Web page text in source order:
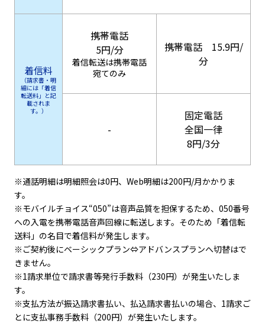
着信料
（請求書・明
細には「着信
転送料」と記
載されま
す。）
携帯電話
5円/分
着信転送は携帯電話
宛てのみ
携帯電話 15.9円/
分
-
固定電話
全国一律
8円/3分
※通話明細は明細照会は0円、Web明細は200円/月かかりま
す。
※モバイルチョイス“050”は音声品質を担保するため、050番号
への入電を携帯電話音声回線に転送します。そのため「着信転
送料」の名目で着信料が発生します。
※ご契約後にベーシックプラン⇔アドバンスプランへ切替はで
きません。
※1請求単位で請求書等発行手数料（230円）が発生いたしま
す。
※支払方法が振込請求書払い、払込請求書払いの場合、1請求ご
とに支払事務手数料（200円）が発生いたします。